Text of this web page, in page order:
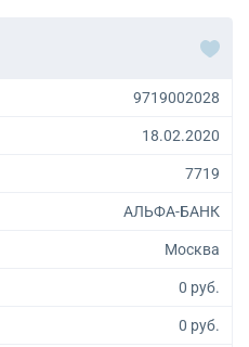
9719002028
18.02.2020
7719
АЛЬФА-БАНК
Москва
0 руб.
0 руб.